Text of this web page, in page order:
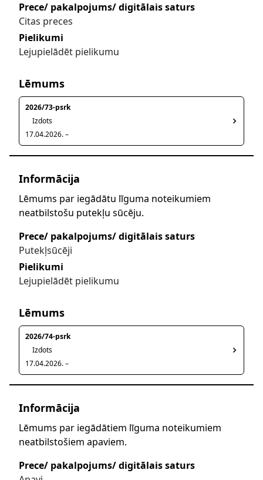
Prece/ pakalpojums/ digitālais saturs
Citas preces
Pielikumi
Lejupielādēt pielikumu
Lēmums
2026/73-psrk
Izdots
17.04.2026. –
Informācija
Lēmums par iegādātu līguma noteikumiem
neatbilstošu putekļu sūcēju.
Prece/ pakalpojums/ digitālais saturs
Putekļsūcēji
Pielikumi
Lejupielādēt pielikumu
Lēmums
2026/74-psrk
Izdots
17.04.2026. –
Informācija
Lēmums par iegādātiem līguma noteikumiem
neatbilstošiem apaviem.
Prece/ pakalpojums/ digitālais saturs